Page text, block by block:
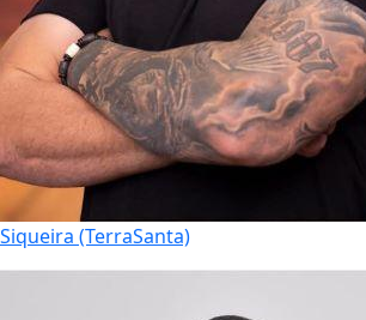
Siqueira (TerraSanta)